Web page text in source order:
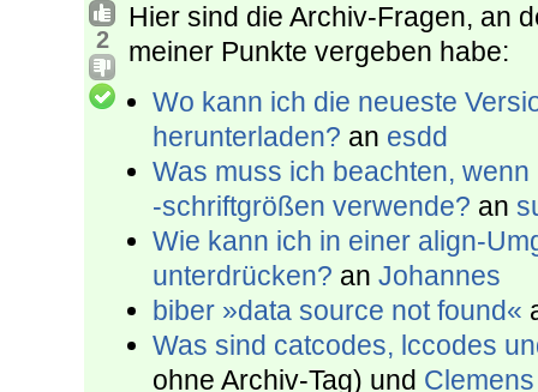
2
Hier sind die Archiv-Fragen, an
meiner Punkte vergeben habe:
Wo kann ich die neueste
herunterladen? an esdd
Was muss ich beachten,
-schriftgrößen verwende? an
Wie kann ich in einer align-
unterdrücken? an Johannes
biber »data source not found«
Was sind catcodes, lccodes
ohne Archiv-Tag) und Clemens